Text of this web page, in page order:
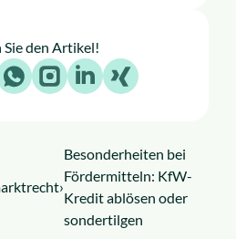
Sie den Artikel!
WhatsAppInstagramLinkedIn
X
›
Besonderheiten bei
Fördermitteln: KfW-
Kredit ablösen oder
sondertilgen